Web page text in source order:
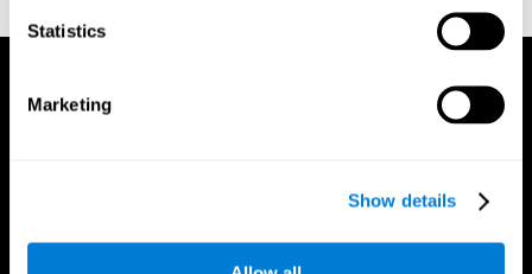
Statistics
Marketing
Show details